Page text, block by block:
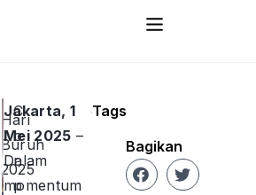
C
o
r
p
Hari
Buruh
2025
Jakarta, 1
Mei 2025 –
Dalam
momentum
Tags
Bagikan